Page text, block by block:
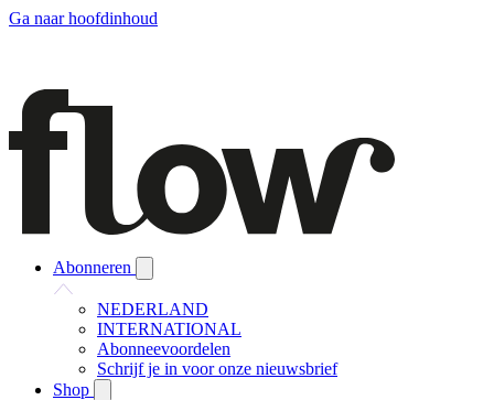
Ga naar hoofdinhoud
Abonneren
NEDERLAND
INTERNATIONAL
Abonneevoordelen
Schrijf je in voor onze nieuwsbrief
Shop